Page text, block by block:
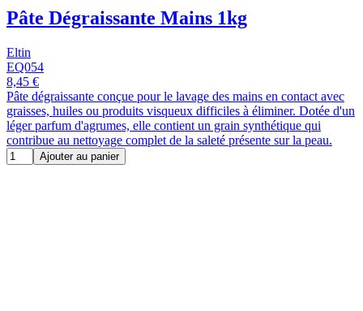
Pâte Dégraissante Mains 1kg
Eltin
EQ054
8,45 €
Pâte dégraissante conçue pour le lavage des mains en contact avec
graisses, huiles ou produits visqueux difficiles à éliminer. Dotée d'un
léger parfum d'agrumes, elle contient un grain synthétique qui
contribue au nettoyage complet de la saleté présente sur la peau.
Ajouter au panier